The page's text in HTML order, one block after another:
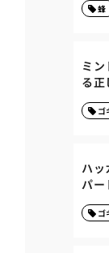
蜂
ミ
る正
ゴ
ハッ
パー
ゴ